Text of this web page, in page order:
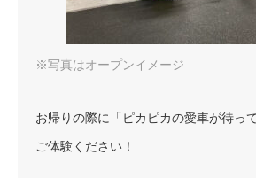
※写真はオープンイメージ
お帰りの際に「ピカピカの愛車が待っ
ご体験ください！